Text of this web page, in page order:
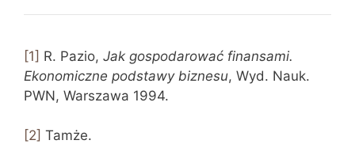
[1] R. Pazio, Jak gospodarować finansami.
Ekonomiczne podstawy biznesu, Wyd. Nauk.
PWN, Warszawa 1994.
[2] Tamże.